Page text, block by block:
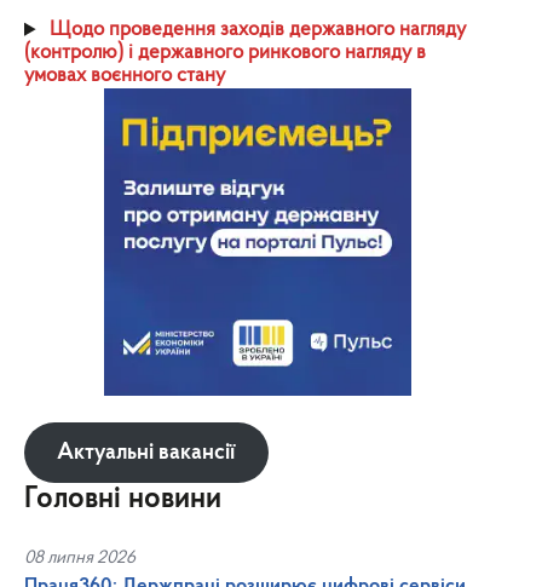
Щодо проведення заходів державного нагляду
(контролю) і державного ринкового нагляду в
умовах воєнного стану
Актуальні вакансії
Головні новини
08 липня 2026